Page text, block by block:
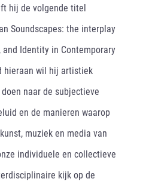
hij de volgende titel
Soundscapes: the interplay
and Identity in Contemporary
hieraan wil hij artistiek
naar de subjectieve
en de manieren waarop
muziek en media van
individuele en collectieve
kijk op de